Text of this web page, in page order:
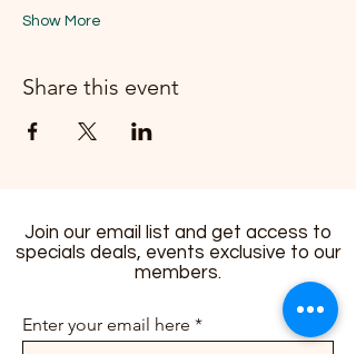
Show More
Share this event
Join our email list and get access to
specials deals, events exclusive to our
members.
Enter your email here